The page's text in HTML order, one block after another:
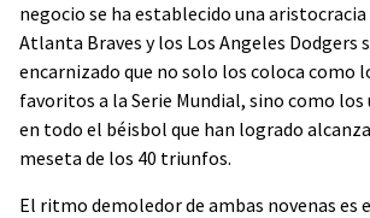
negocio se ha establecido una
Atlanta Braves y los Los Angeles Dodgers
encarnizado que no solo los coloca como
favoritos a la Serie Mundial, sino como los
en todo el béisbol que han logrado
meseta de los 40 triunfos.
El ritmo demoledor de ambas novenas es